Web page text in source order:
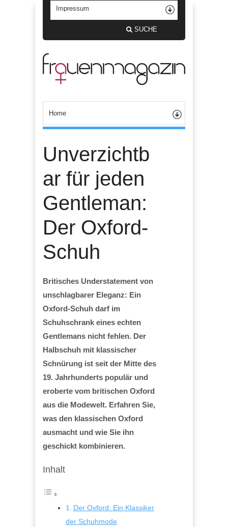
SUCHE
Unverzichtb
ar für jeden
Gentleman:
Der Oxford-
Schuh
Britisches Understatement von
unschlagbarer Eleganz: Ein
Oxford-Schuh darf im
Schuhschrank eines echten
Gentlemans nicht fehlen. Der
Halbschuh mit klassischer
Schnürung ist seit der Mitte des
19. Jahrhunderts populär und
eroberte vom britischen Oxford
aus die Modewelt. Erfahren Sie,
was den klassischen Oxford
ausmacht und wie Sie ihn
geschickt kombinieren.
Inhalt
Der Oxford: Ein Klassiker
der Schuhmode